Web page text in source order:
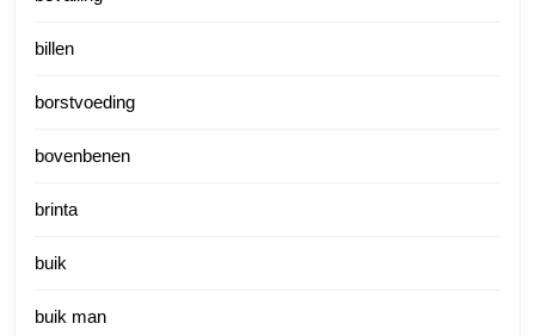
billen
borstvoeding
bovenbenen
brinta
buik
buik man